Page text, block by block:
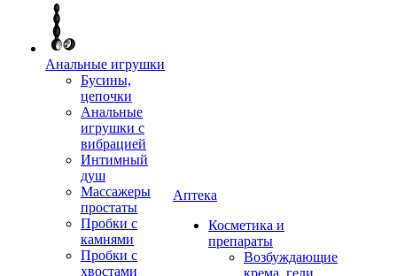
Анальные игрушки
Бусины,
цепочки
Анальные
игрушки с
вибрацией
Интимный
душ
Массажеры
простаты
Пробки с
камнями
Пробки с
хвостами
Аптека
Косметика и
препараты
Возбуждающие
крема, гели